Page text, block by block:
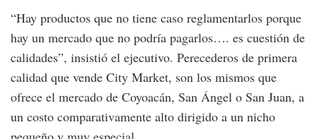
“Hay productos que no tiene caso reglamentarlos porque
hay un mercado que no podría pagarlos…. es cuestión de
calidades”, insistió el ejecutivo. Perecederos de primera
calidad que vende City Market, son los mismos que
ofrece el mercado de Coyoacán, San Ángel o San Juan, a
un costo comparativamente alto dirigido a un nicho